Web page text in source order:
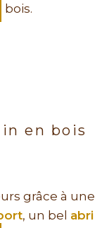
en bois
grâce à une
, un bel abri